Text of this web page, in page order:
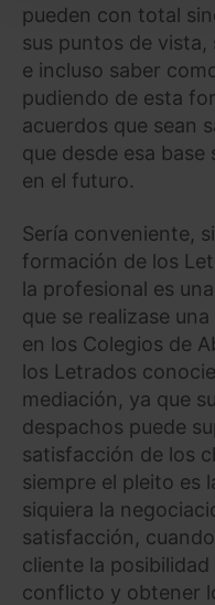
seleccionar solo
navegador. Si no
las que sean
Saber más acerca de
pueden con total
sus puntos de vista,
e incluso saber
pudiendo de esta
acuerdos que sean
que desde esa
en el futuro.
Sería conveniente,
formación de los
la profesional es
que se realizase
en los Colegios de
los Letrados
mediación, ya que
despachos puede
satisfacción de los
siempre el pleito es
siquiera la
satisfacción,
cliente la
conflicto y obtener